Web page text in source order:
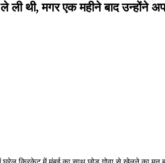
थी, मगर एक महीने बाद उन्होंने